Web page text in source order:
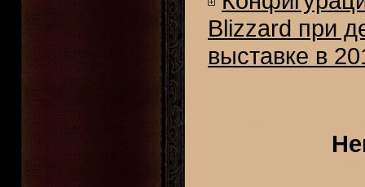
Blizzard при
выставке в